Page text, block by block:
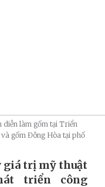
làm gốm tại Triển
gốm Đông Hòa tại phố
giá trị mỹ thuật
triển công